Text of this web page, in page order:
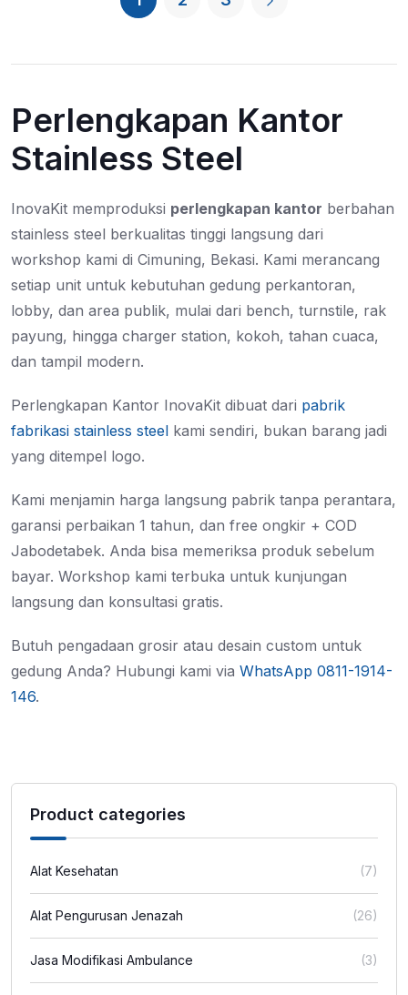
Product categories
Alat Kesehatan (7)
Alat Pengurusan Jenazah (26)
Jasa Modifikasi Ambulance (3)
Perlengkapan Kantor
Stainless Steel
InovaKit memproduksi perlengkapan kantor berbahan
stainless steel berkualitas tinggi langsung dari
workshop kami di Cimuning, Bekasi. Kami merancang
setiap unit untuk kebutuhan gedung perkantoran,
lobby, dan area publik, mulai dari bench, turnstile, rak
payung, hingga charger station, kokoh, tahan cuaca,
dan tampil modern.
Perlengkapan Kantor InovaKit dibuat dari pabrik
fabrikasi stainless steel kami sendiri, bukan barang jadi
yang ditempel logo.
Kami menjamin harga langsung pabrik tanpa perantara,
garansi perbaikan 1 tahun, dan free ongkir + COD
Jabodetabek. Anda bisa memeriksa produk sebelum
bayar. Workshop kami terbuka untuk kunjungan
langsung dan konsultasi gratis.
Butuh pengadaan grosir atau desain custom untuk
gedung Anda? Hubungi kami via WhatsApp 0811-1914-
146.